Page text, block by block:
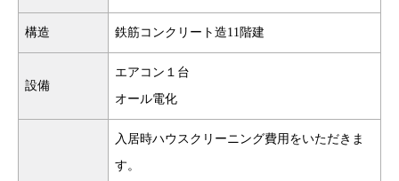
構造 鉄筋コンクリート造11階建
設備
エアコン１台
オール電化
入居時ハウスクリーニング費用をいただきま
す。